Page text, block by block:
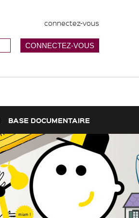
connectez-vous
BASE DOCUMENTAIRE